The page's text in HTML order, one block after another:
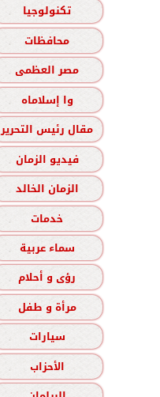
تكنولوجيا
محافظات
مصر العظمى
وا إسلاماه
مقال رئيس التحرير
فيديو الزمان
الزمان الخالد
خدمات
سماء عربية
رؤى و أحلام
مرأة و طفل
سيارات
الأحزاب